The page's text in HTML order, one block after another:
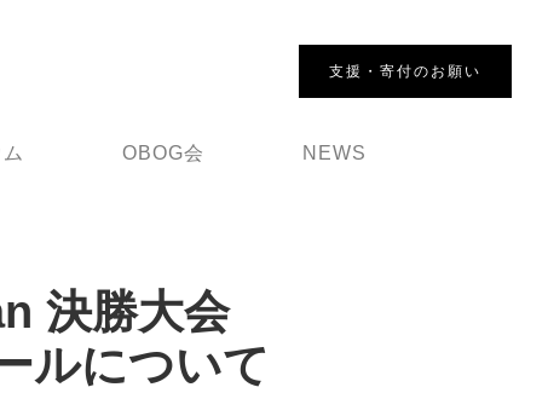
支援・寄付のお願い
OBOG会 NEWS
決勝大会
ルについて